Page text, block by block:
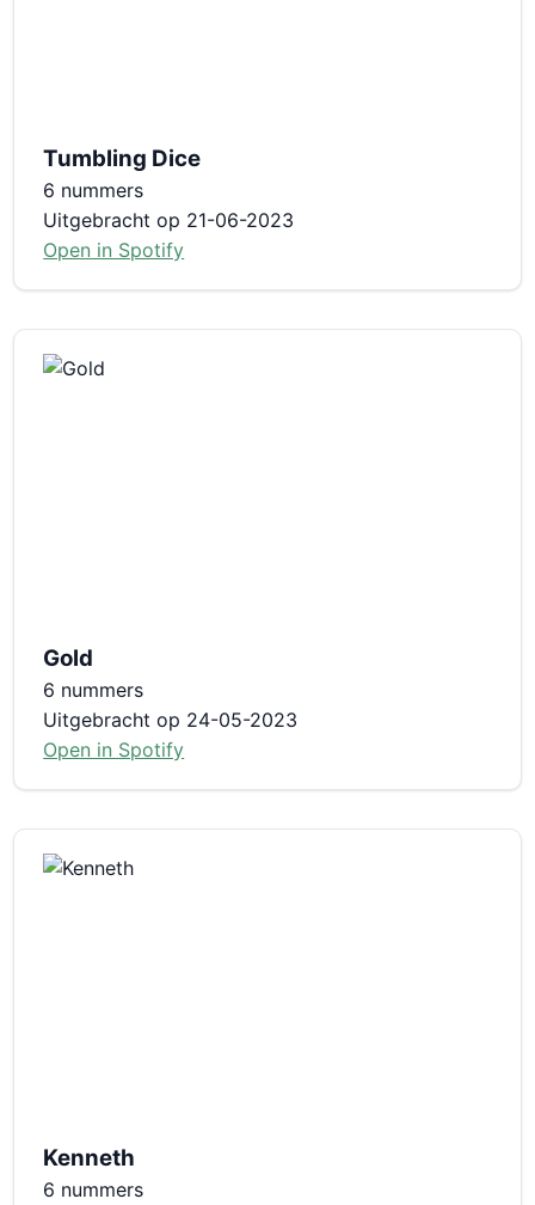
Tumbling Dice
6 nummers
Uitgebracht op 21-06-2023
Open in Spotify
Gold
6 nummers
Uitgebracht op 24-05-2023
Open in Spotify
Kenneth
6 nummers